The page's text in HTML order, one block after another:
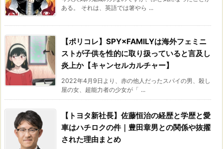
ある。 それは、英語では箸やら ...
【ポリコレ】SPY×FAMILYは海外フェミニ
ストが子供を性的に取り扱っていると言及し
炎上か【キャンセルカルチャー】
2022年4月9日より、赤の他人だったスパイの男、殺し
屋の女、超能力者の少女が「 ...
【トヨタ新社長】佐藤恒治の経歴と学歴と愛
車はハチロクの件｜豊田章男との関係や抜擢
された理由まとめ